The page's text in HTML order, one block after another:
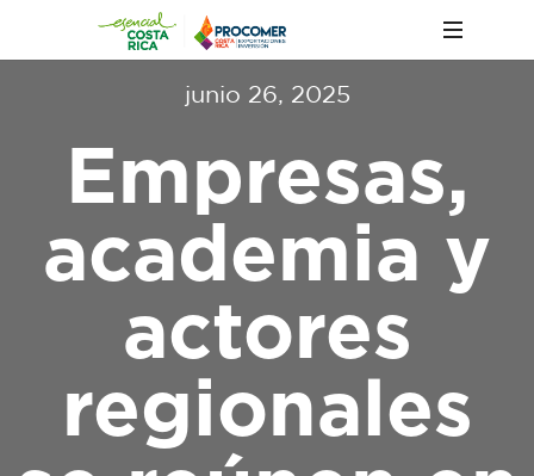
junio 26, 2025
Empresas,
academia y
actores
regionales